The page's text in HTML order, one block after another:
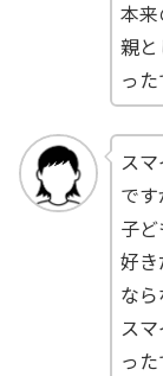
本来
親
った
ス
で
子
好
なら
ス
った